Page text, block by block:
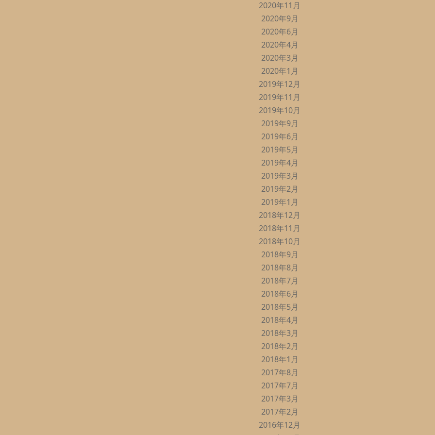
2020年11月
2020年9月
2020年6月
2020年4月
2020年3月
2020年1月
2019年12月
2019年11月
2019年10月
2019年9月
2019年6月
2019年5月
2019年4月
2019年3月
2019年2月
2019年1月
2018年12月
2018年11月
2018年10月
2018年9月
2018年8月
2018年7月
2018年6月
2018年5月
2018年4月
2018年3月
2018年2月
2018年1月
2017年8月
2017年7月
2017年3月
2017年2月
2016年12月